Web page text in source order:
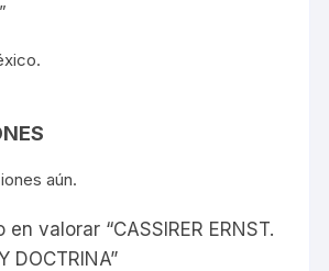
aún.
valorar “CASSIRER ERNST.
DOCTRINA”